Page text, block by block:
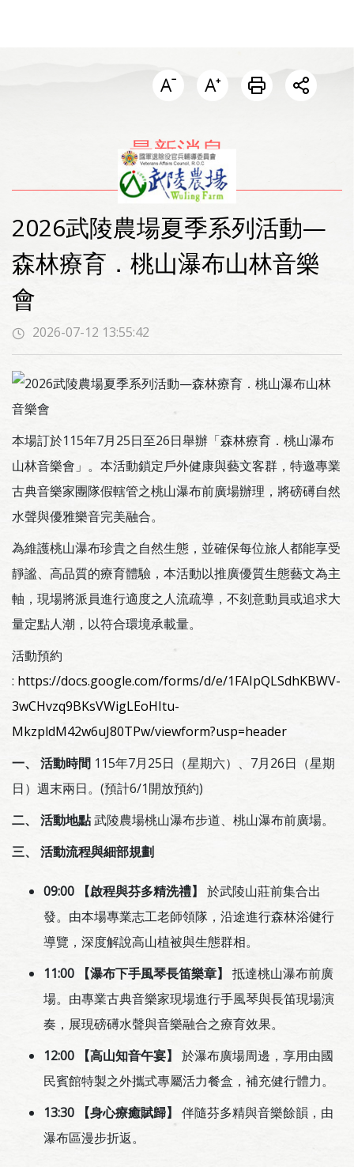
開啟
最新消息
2026武陵農場夏季系列活動—
森林療育．桃山瀑布山林音樂
會
2026-07-12 13:55:42
本場訂於115年7月25日至26日舉辦「森林療育．桃山瀑布
山林音樂會」。本活動鎖定戶外健康與藝文客群，特邀專業
古典音樂家團隊假轄管之桃山瀑布前廣場辦理，將磅礡自然
水聲與優雅樂音完美融合。
為維護桃山瀑布珍貴之自然生態，並確保每位旅人都能享受
靜謐、高品質的療育體驗，本活動以推廣優質生態藝文為主
軸，現場將派員進行適度之人流疏導，不刻意動員或追求大
量定點人潮，以符合環境承載量。
活動預約
: https://docs.google.com/forms/d/e/1FAIpQLSdhKBWV-
3wCHvzq9BKsVWigLEoHItu-
MkzpldM42w6uJ80TPw/viewform?usp=header
一、 活動時間 115年7月25日（星期六）、7月26日（星期
日）週末兩日。(預計6/1開放預約)
二、 活動地點武陵農場桃山瀑布步道、桃山瀑布前廣場。
三、 活動流程與細部規劃
09:00 【啟程與芬多精洗禮】
於武陵山莊前集合出
發。由本場專業志工老師領隊，沿途進行森林浴健行
導覽，深度解說高山植被與生態群相。
11:00 【瀑布下手風琴長笛樂章】
抵達桃山瀑布前廣
場。由專業古典音樂家現場進行手風琴與長笛現場演
奏，展現磅礡水聲與音樂融合之療育效果。
12:00 【高山知音午宴】
於瀑布廣場周邊，享用由國
民賓館特製之外攜式專屬活力餐盒，補充健行體力。
13:30 【身心療癒賦歸】
伴隨芬多精與音樂餘韻，由
瀑布區漫步折返。